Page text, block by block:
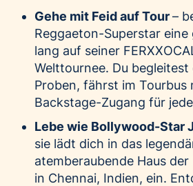
Gehe mit Feid auf Tour–
Reggaeton-Superstar eine
lang auf seiner
Welttournee. Du begleitest
Proben, fährst im Tourbus
Backstage-Zugang für
Lebe wie Bollywood-Star
sie lädt dich in das
atemberaubende Haus
in Chennai, Indien, ein.